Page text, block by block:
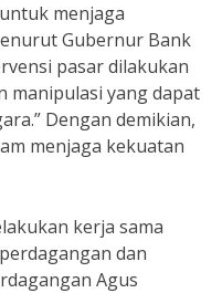
menjaga
Gubernur Bank
pasar dilakukan
manipulasi yang dapat
Dengan demikian,
menjaga kekuatan
kerja sama
dan
Agus